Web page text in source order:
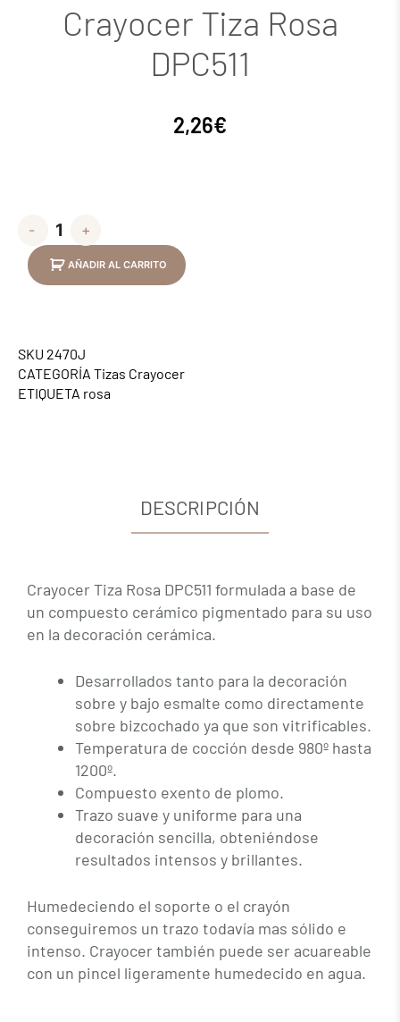
Crayocer Tiza Rosa
DPC511
2,26€
- +
AÑADIR AL CARRITO
SKU 2470J
CATEGORÍA Tizas Crayocer
ETIQUETA rosa
DESCRIPCIÓN
Crayocer Tiza Rosa DPC511 formulada a base de
un compuesto cerámico pigmentado para su uso
en la decoración cerámica.
Desarrollados tanto para la decoración
sobre y bajo esmalte como directamente
sobre bizcochado ya que son vitrificables.
Temperatura de cocción desde 980º hasta
1200º.
Compuesto exento de plomo.
Trazo suave y uniforme para una
decoración sencilla, obteniéndose
resultados intensos y brillantes.
Humedeciendo el soporte o el crayón
conseguiremos un trazo todavía mas sólido e
intenso. Crayocer también puede ser acuareable
con un pincel ligeramente humedecido en agua.